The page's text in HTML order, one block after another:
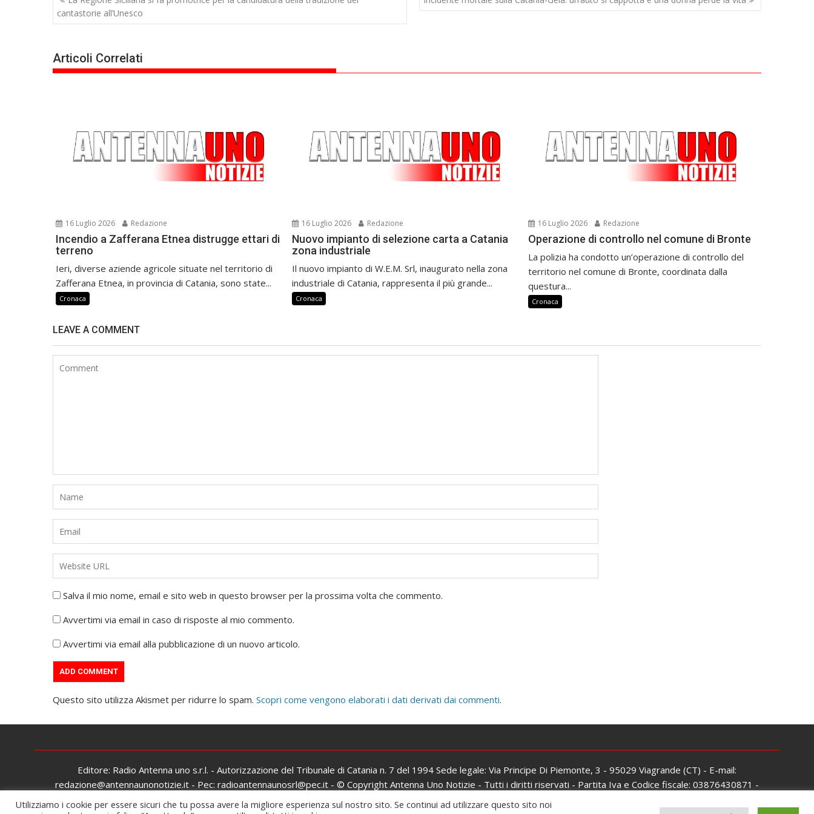
articoli
cantastorie all’Unesco
Articoli Correlati
16 Luglio 2026 Redazione
Incendio a Zafferana Etnea distrugge ettari di
terreno
Ieri, diverse aziende agricole situate nel territorio di
Zafferana Etnea, in provincia di Catania, sono state...
Cronaca
16 Luglio 2026 Redazione
Nuovo impianto di selezione carta a Catania
zona industriale
Il nuovo impianto di W.E.M. Srl, inaugurato nella zona
industriale di Catania, rappresenta il più grande...
Cronaca
16 Luglio 2026 Redazione
Operazione di controllo nel comune di Bronte
La polizia ha condotto un’operazione di controllo del
territorio nel comune di Bronte, coordinata dalla
questura...
Cronaca
LEAVE A COMMENT
Salva il mio nome, email e sito web in questo browser per la prossima volta che commento.
Avvertimi via email in caso di risposte al mio commento.
Avvertimi via email alla pubblicazione di un nuovo articolo.
Questo sito utilizza Akismet per ridurre lo spam. Scopri come vengono elaborati i dati derivati dai commenti.
Editore: Radio Antenna uno s.r.l. - Autorizzazione del Tribunale di Catania n. 7 del 1994 Sede legale: Via Principe Di Piemonte, 3 - 95029 Viagrande (CT) - E-mail:
redazione@antennaunonotizie.it - Pec: radioantennaunosrl@pec.it - © Copyright Antenna Uno Notizie - Tutti i diritti riservati - Partita Iva e Codice fiscale: 03876430871 -
Iscrizione al ROC: n. 26979 del 06/02/2017
Utilizziamo i cookie per essere sicuri che tu possa avere la migliore esperienza sul nostro sito. Se continui ad utilizzare questo sito noi